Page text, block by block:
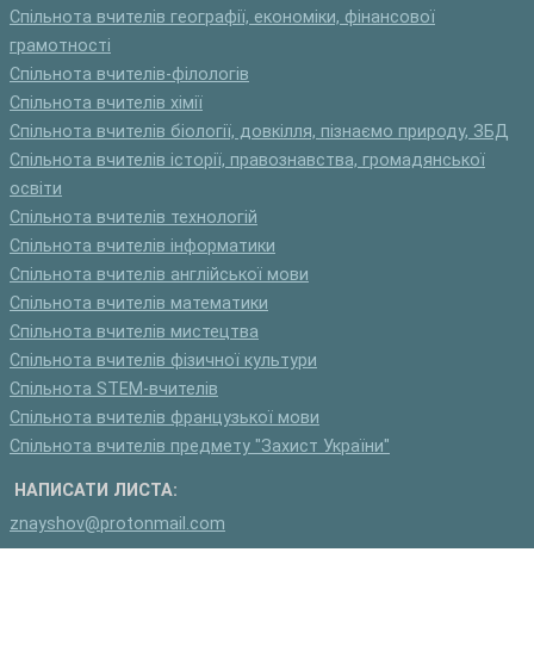
Спільнота вчителів географії, економіки, фінансової
грамотності
Спільнота вчителів-філологів
Спільнота вчителів хімії
Спільнота вчителів біології, довкілля, пізнаємо природу, ЗБД
Спільнота вчителів історії, правознавства, громадянської
освіти
Спільнота вчителів технологій
Спільнота вчителів інформатики
Спільнота вчителів англійської мови
Спільнота вчителів математики
Спільнота вчителів мистецтва
Спільнота вчителів фізичної культури
Спільнота STEM-вчителів
Спільнота вчителів французької мови
Спільнота вчителів предмету "Захист України"
НАПИСАТИ ЛИСТА:
znayshov@protonmail.com